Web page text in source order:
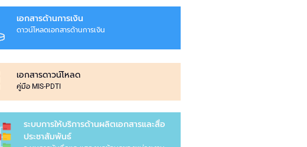
เอกสารด้านการเงิน
ดาวน์โหลดเอกสารด้านการเงิน
เอกสารดาวน์โหลด
คู่มือ MIS-PDTI
ระบบการให้บริการด้านผลิตเอกสารและสื่อ
ประชาสัมพันธ์